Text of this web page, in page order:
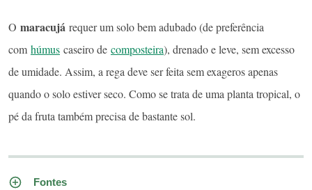
O maracujá requer um solo bem adubado (de preferência
com húmus caseiro de composteira), drenado e leve, sem excesso
de umidade. Assim, a rega deve ser feita sem exageros apenas
quando o solo estiver seco. Como se trata de uma planta tropical, o
pé da fruta também precisa de bastante sol.
Fontes